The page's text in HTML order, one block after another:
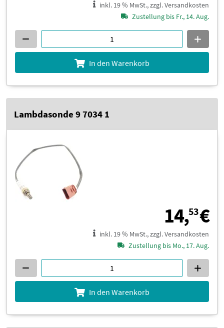
inkl. 19 % MwSt., zzgl. Versandkosten
Zustellung bis Fr., 14. Aug.
In den Warenkorb
Lambdasonde 9 7034 1
14,53€
inkl. 19 % MwSt., zzgl. Versandkosten
Zustellung bis Mo., 17. Aug.
In den Warenkorb